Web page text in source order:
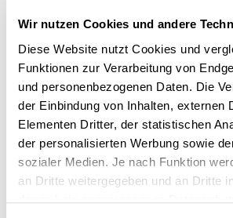
Wir nutzen Cookies und andere
Diese Website nutzt Cookies und
Funktionen zur Verarbeitung von
und personenbezogenen Daten. Die
der Einbindung von Inhalten, externen
Elementen Dritter, der statistischen
der personalisierten Werbung sowie
sozialer Medien. Je nach Funktion
an Dritte weitergegeben und an Dritte
Hier kannst Du uns
treffen
Mehr erfahren